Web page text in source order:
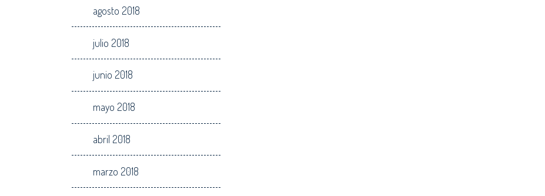
agosto 2018
julio 2018
junio 2018
mayo 2018
abril 2018
marzo 2018